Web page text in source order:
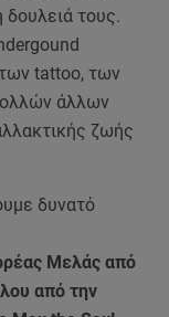
δουλειά τους.
tattoo, των
άλλων
ζωής
δυνατό
Μελάς από
από την